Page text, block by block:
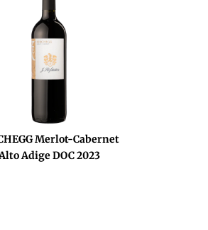
Merlot-Cabernet
Adige DOC 2023